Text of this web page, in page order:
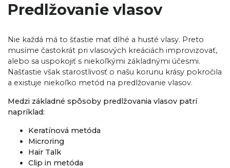
Predlžovanie vlasov
Nie každá má to šťastie mať dlhé a husté vlasy. Preto
musíme častokrát pri vlasových kreáciách improvizovať,
alebo sa uspokojiť s niekoľkými základnými účesmi.
Našťastie však starostlivosť o našu korunu krásy pokročila
a existuje niekoľko metód na predlžovanie vlasov.
Medzi základné spôsoby predlžovania vlasov patrí
napríklad:
Keratínová metóda
Microring
Hair Talk
Clip in metóda